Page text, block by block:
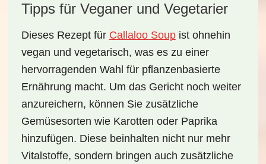
Tipps für Veganer und Vegetarier
Dieses Rezept für Callaloo Soupist ohnehin
vegan und vegetarisch, was es zu einer
hervorragenden Wahl für pflanzenbasierte
Ernährung macht. Um das Gericht noch weiter
anzureichern, können Sie zusätzliche
Gemüsesorten wie Karotten oder Paprika
hinzufügen. Diese beinhalten nicht nur mehr
Vitalstoffe, sondern bringen auch zusätzliche